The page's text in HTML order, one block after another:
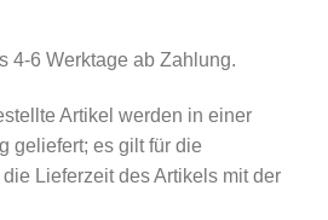
4-6 Werktage ab Zahlung.
Artikel werden in einer
geliefert; es gilt für die
Lieferzeit des Artikels mit der